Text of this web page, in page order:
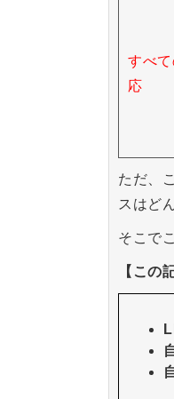
すべ
応
ただ、
スはど
そこで
【この